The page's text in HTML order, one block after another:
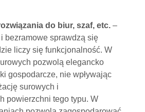
do biur, szaf, etc. –
bezramowe sprawdzą się
liczy się funkcjonalność. W
pozwolą elegancko
gospodarcze, nie wpływając
surowych i
powierzchni tego typu. W